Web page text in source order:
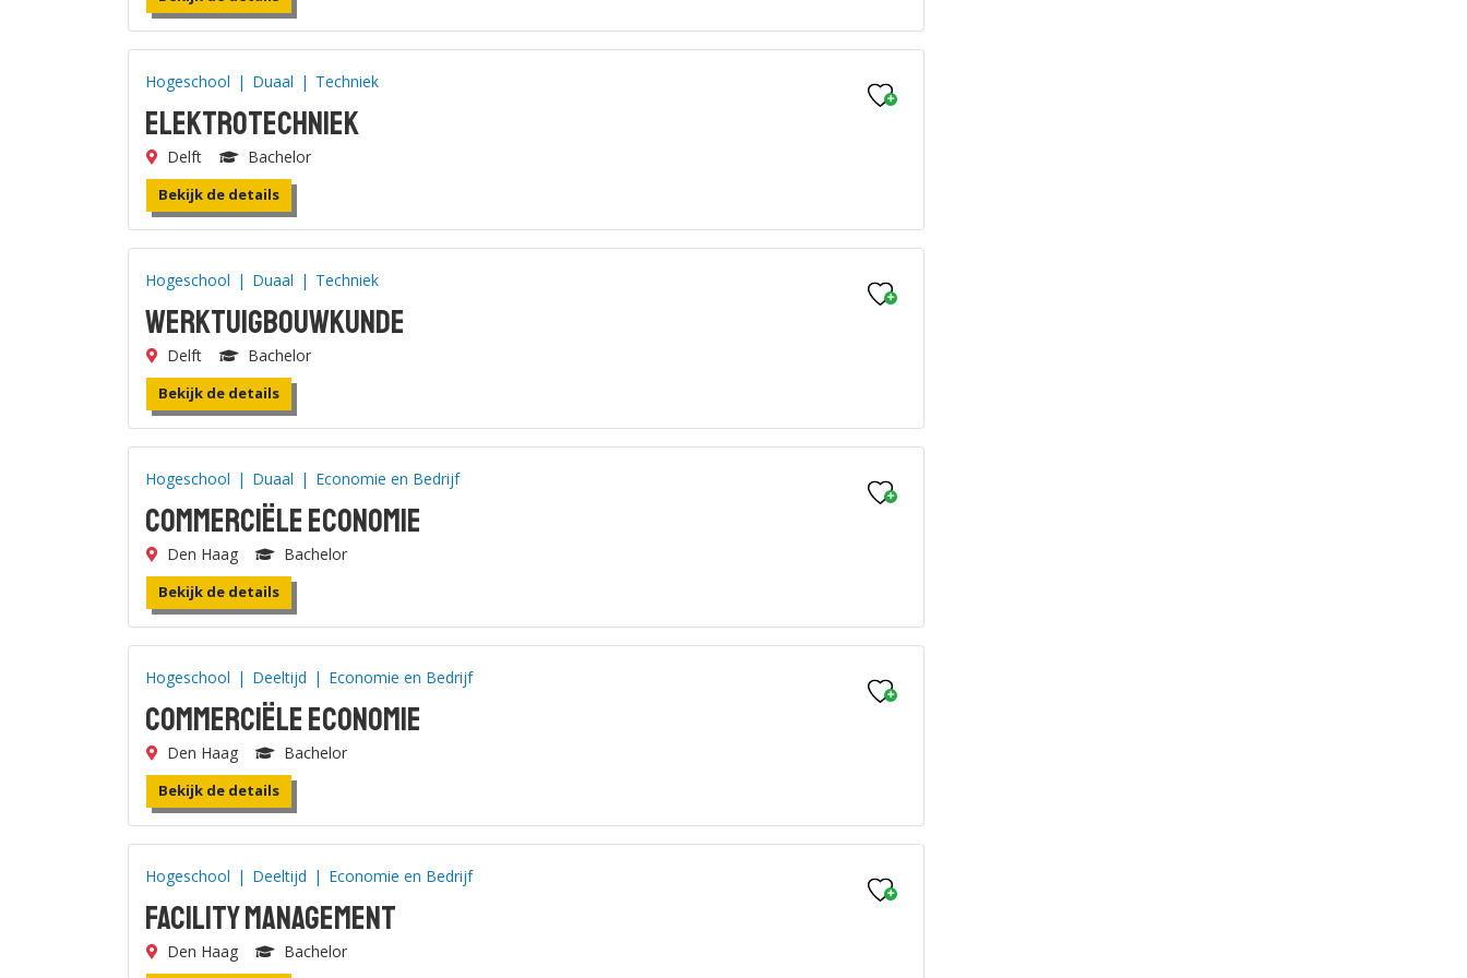
Hogeschool | Duaal | Techniek
Elektrotechniek
Delft Bachelor
Bekijk de details
Hogeschool | Duaal | Techniek
Werktuigbouwkunde
Delft Bachelor
Bekijk de details
Hogeschool | Duaal | Economie en Bedrijf
Commerciële Economie
Den Haag Bachelor
Bekijk de details
Hogeschool | Deeltijd | Economie en Bedrijf
Commerciële Economie
Den Haag Bachelor
Bekijk de details
Hogeschool | Deeltijd | Economie en Bedrijf
Facility Management
Den Haag Bachelor